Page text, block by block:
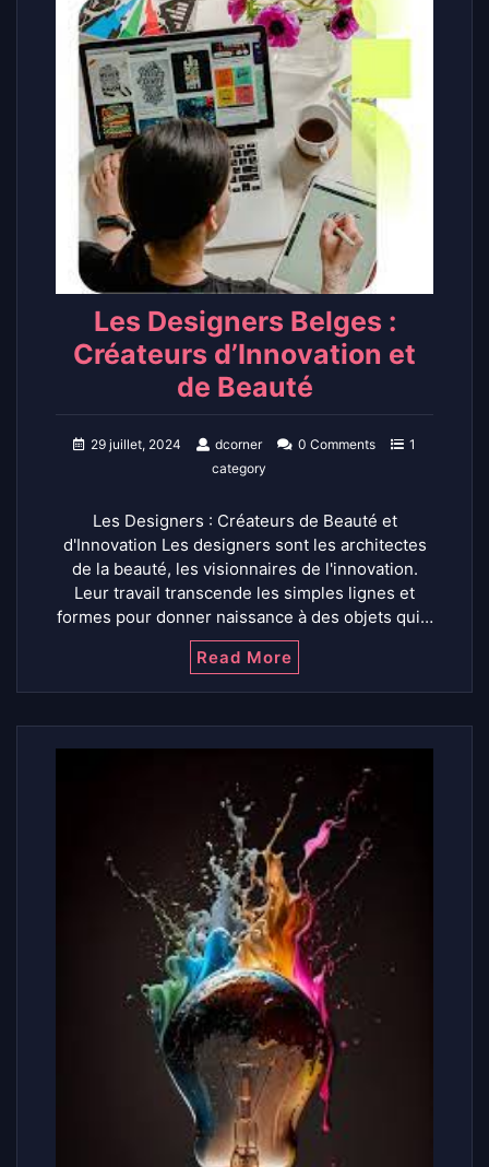
Les Designers Belges :
Créateurs d’Innovation et
de Beauté
29 juillet, 2024 dcorner 0 Comments
1
category
Les Designers : Créateurs de Beauté et
d'Innovation Les designers sont les architectes
de la beauté, les visionnaires de l'innovation.
Leur travail transcende les simples lignes et
formes pour donner naissance à des objets qui…
Read More